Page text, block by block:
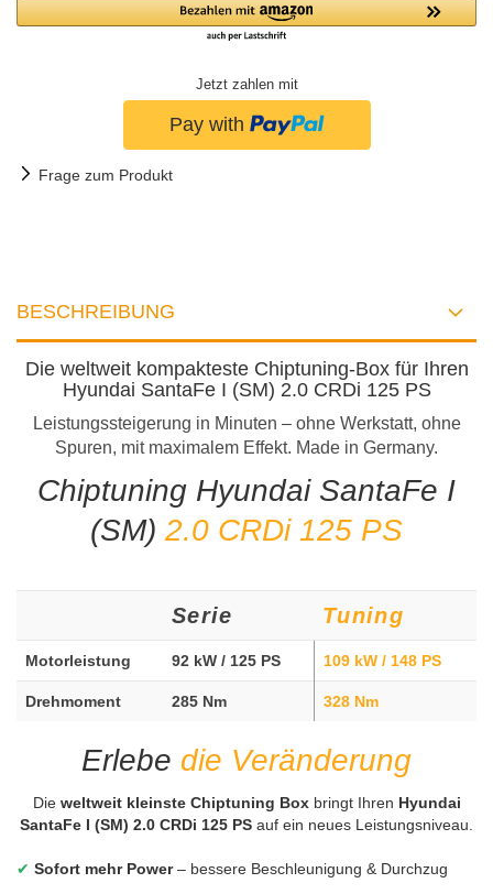
Jetzt zahlen mit
Frage zum Produkt
BESCHREIBUNG
Die weltweit kompakteste Chiptuning-Box für Ihren
Hyundai SantaFe I (SM) 2.0 CRDi 125 PS
Leistungssteigerung in Minuten – ohne Werkstatt, ohne
Spuren, mit maximalem Effekt. Made in Germany.
Chiptuning Hyundai SantaFe I
(SM) 2.0 CRDi 125 PS
Serie Tuning
Motorleistung 92 kW / 125 PS 109 kW / 148 PS
Drehmoment 285 Nm 328 Nm
Erlebe die Veränderung
Die weltweit kleinste Chiptuning Boxbringt Ihren Hyundai
SantaFe I (SM) 2.0 CRDi 125 PS auf ein neues Leistungsniveau.
✔ Sofort mehr Power– bessere Beschleunigung & Durchzug